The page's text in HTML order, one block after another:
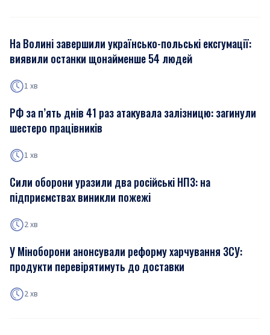
На Волині завершили українсько-польські ексгумації:
виявили останки щонайменше 54 людей
1 хв
РФ за п’ять днів 41 раз атакувала залізницю: загинули
шестеро працівників
1 хв
Сили оборони уразили два російські НПЗ: на
підприємствах виникли пожежі
2 хв
У Міноборони анонсували реформу харчування ЗСУ:
продукти перевірятимуть до доставки
2 хв